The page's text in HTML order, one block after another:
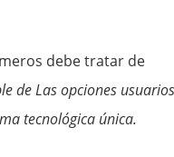
debe tratar de
de Las opciones
tecnológica única.